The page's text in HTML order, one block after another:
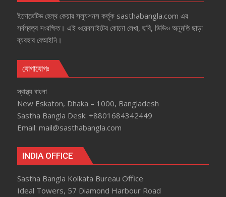
ইনোভেটিভ হেল্‌থ কেয়ার সল্যুশনস কর্তৃক sasthabangla.com এর
সর্বস্বত্ব সংরক্ষিত। এই ওয়েবসাইটের কোনো লেখা, ছবি, ভিডিও অনুমতি ছাড়া
ব্যবহার বেআইনি।
যোগাযোগঃ
স্বাস্থ্য বাংলা
New Eskaton, Dhaka – 1000, Bangladesh
Sastha Bangla Desk: +8801684342449
Email: mail@sasthabangla.com
INDIA OFFICE
Sastha Bangla Kolkata Bureau Office
Ideal Towers, 57 Diamond Harbour Road